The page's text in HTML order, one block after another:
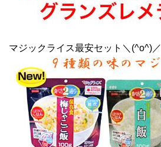
マジックライス最安セット＼(^o^)／